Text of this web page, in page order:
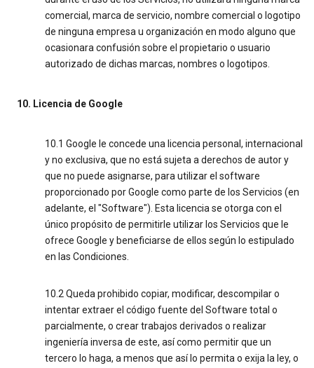
comercial, marca de servicio, nombre comercial o logotipo
de ninguna empresa u organización en modo alguno que
ocasionara confusión sobre el propietario o usuario
autorizado de dichas marcas, nombres o logotipos.
10. Licencia de Google
10.1 Google le concede una licencia personal, internacional
y no exclusiva, que no está sujeta a derechos de autor y
que no puede asignarse, para utilizar el software
proporcionado por Google como parte de los Servicios (en
adelante, el "Software"). Esta licencia se otorga con el
único propósito de permitirle utilizar los Servicios que le
ofrece Google y beneficiarse de ellos según lo estipulado
en las Condiciones.
10.2 Queda prohibido copiar, modificar, descompilar o
intentar extraer el código fuente del Software total o
parcialmente, o crear trabajos derivados o realizar
ingeniería inversa de este, así como permitir que un
tercero lo haga, a menos que así lo permita o exija la ley, o